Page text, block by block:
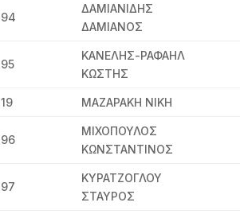
94
ΔΑΜΙΑΝΙΔΗΣ
ΔΑΜΙΑΝΟΣ
95
ΚΑΝΕΛΗΣ-ΡΑΦΑΗΛ
ΚΩΣΤΗΣ
19 ΜΑΖΑΡΑΚΗ ΝΙΚΗ
96
ΜΙΧΟΠΟΥΛΟΣ
ΚΩΝΣΤΑΝΤΙΝΟΣ
97
ΚΥΡΑΤΖΟΓΛΟΥ
ΣΤΑΥΡΟΣ